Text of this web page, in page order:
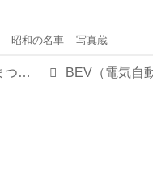
昭和の名車 写真蔵
BEV（電気自動車）にまつわる12の疑問